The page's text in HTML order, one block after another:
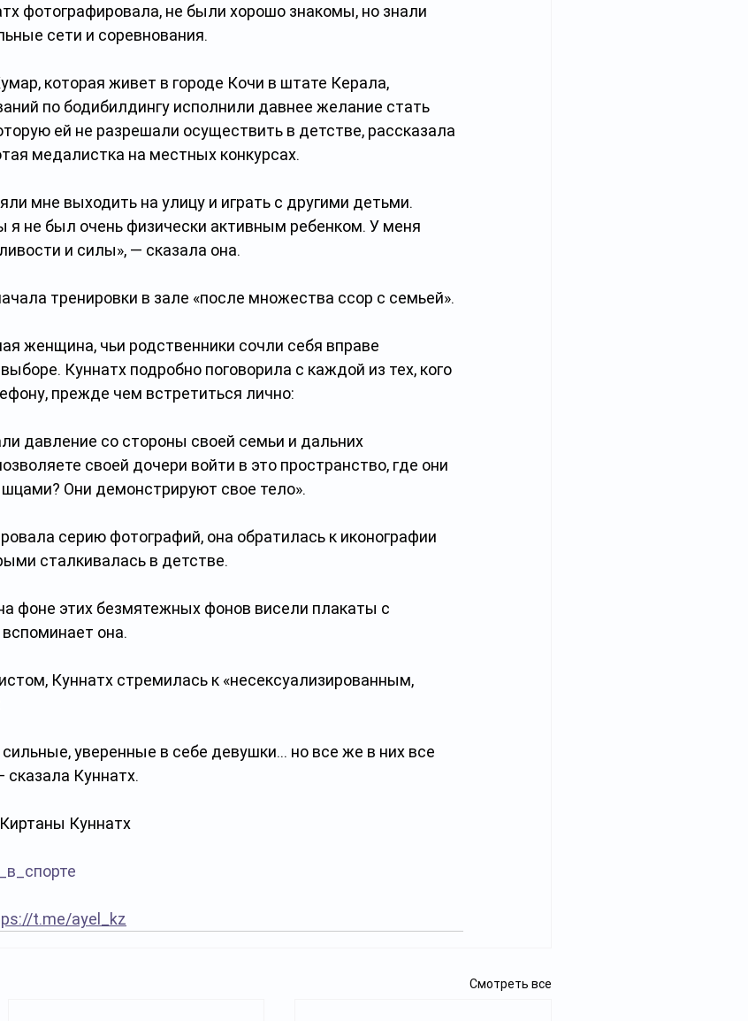
фотографировала, не были хорошо знакомы, но знали
сети и соревнования.
которая живет в городе Кочи в штате Керала,
по бодибилдингу исполнили давнее желание стать
ей не разрешали осуществить в детстве, рассказала
медалистка на местных конкурсах.
мне выходить на улицу и играть с другими детьми.
я не был очень физически активным ребенком. У меня
и силы», — сказала она.
тренировки в зале «после множества ссор с семьей».
женщина, чьи родственники сочли себя вправе
Куннатх подробно поговорила с каждой из тех, кого
прежде чем встретиться лично:
давление со стороны своей семьи и дальних
своей дочери войти в это пространство, где они
Они демонстрируют свое тело».
серию фотографий, она обратилась к иконографии
сталкивалась в детстве.
фоне этих безмятежных фонов висели плакаты с
она.
Куннатх стремилась к «несексуализированным,
уверенные в себе девушки... но все же в них все
сказала Куннатх.
Куннатх
t.me/ayel_kz
Смотреть все